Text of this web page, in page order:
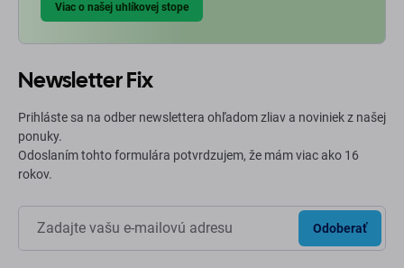
Viac o našej uhlíkovej stope
Newsletter Fix
Prihláste sa na odber newslettera ohľadom zliav a noviniek z našej
ponuky.
Odoslaním tohto formulára potvrdzujem, že mám viac ako 16
rokov.
Odoberať